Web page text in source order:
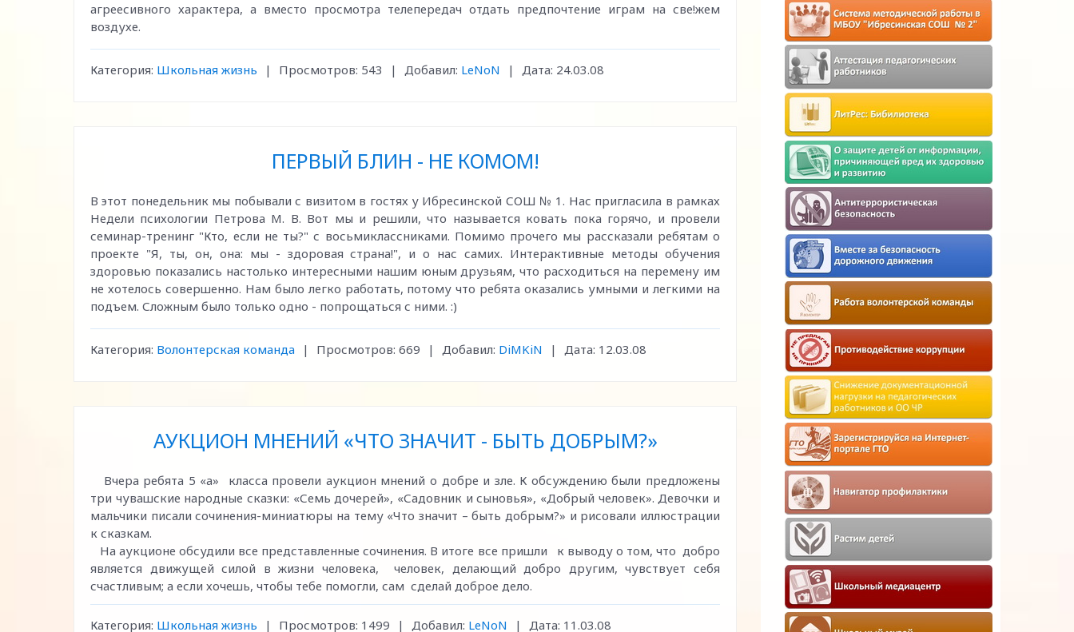
агреесивного характера, а вместо просмотра телепередач отдать предпочтение играм на све!жем
воздухе.
Категория: Школьная жизнь | Просмотров: 543 | Добавил: LeNoN | Дата: 24.03.08
ПЕРВЫЙ БЛИН - НЕ КОМОМ!
В этот понедельник мы побывали с визитом в гостях у Ибресинской СОШ № 1. Нас пригласила в рамках
Недели психологии Петрова М. В. Вот мы и решили, что называется ковать пока горячо, и провели
семинар-тренинг "Кто, если не ты?" с восьмиклассниками. Помимо прочего мы рассказали ребятам о
проекте "Я, ты, он, она: мы - здоровая страна!", и о нас самих. Интерактивные методы обучения
здоровью показались настолько интересными нашим юным друзьям, что расходиться на перемену им
не хотелось совершенно. Нам было легко работать, потому что ребята оказались умными и легкими на
подъем. Сложным было только одно - попрощаться с ними. :)
Категория: Волонтерская команда | Просмотров: 669 | Добавил: DiMKiN | Дата: 12.03.08
АУКЦИОН МНЕНИЙ «ЧТО ЗНАЧИТ - БЫТЬ ДОБРЫМ?»
Вчера ребята 5 «а» класса провели аукцион мнений о добре и зле. К обсуждению были предложены
три чувашские народные сказки: «Семь дочерей», «Садовник и сыновья», «Добрый человек». Девочки и
мальчики писали сочинения-миниатюры на тему «Что значит – быть добрым?» и рисовали иллюстрации
к сказкам.
На аукционе обсудили все представленные сочинения. В итоге все пришли к выводу о том, что добро
является движущей силой в жизни человека, человек, делающий добро другим, чувствует себя
счастливым; а если хочешь, чтобы тебе помогли, сам сделай доброе дело.
Категория: Школьная жизнь | Просмотров: 1499 | Добавил: LeNoN | Дата: 11.03.08